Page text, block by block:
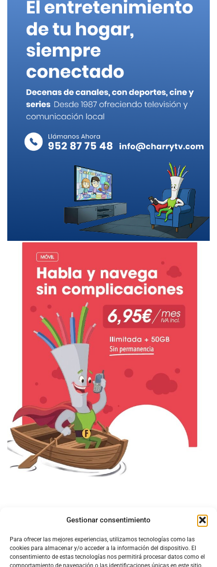
Gestionar consentimiento
Para ofrecer las mejores experiencias, utilizamos tecnologías como las
cookies para almacenar y/o acceder a la información del dispositivo. El
consentimiento de estas tecnologías nos permitirá procesar datos como el
comportamiento de navegación o las identificaciones únicas en este sitio.